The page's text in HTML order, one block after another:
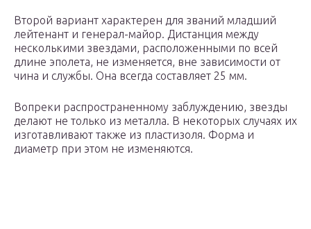
Второй вариант характерен для званий младший
лейтенант и генерал-майор. Дистанция между
несколькими звездами, расположенными по всей
длине эполета, не изменяется, вне зависимости от
чина и службы. Она всегда составляет 25 мм.
Вопреки распространенному заблуждению, звезды
делают не только из металла. В некоторых случаях их
изготавливают также из пластизоля. Форма и
диаметр при этом не изменяются.